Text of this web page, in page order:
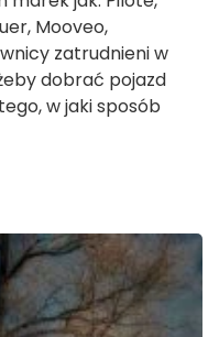
Mooveo,
zatrudnieni w
dobrać pojazd
w jaki sposób